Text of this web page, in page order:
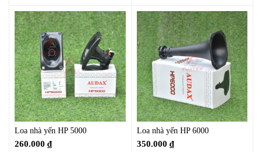
Loa nhà yến HP 5000
260.000 ₫
Loa nhà yến HP 6000
350.000 ₫